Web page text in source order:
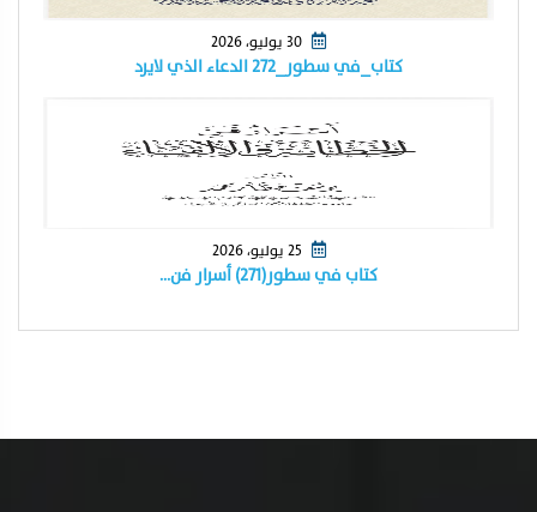
كتاب_في سطور_٢٧٢ الدعاء الذي لايرد
كتاب في سطور(٢٧١) أسرار فن…